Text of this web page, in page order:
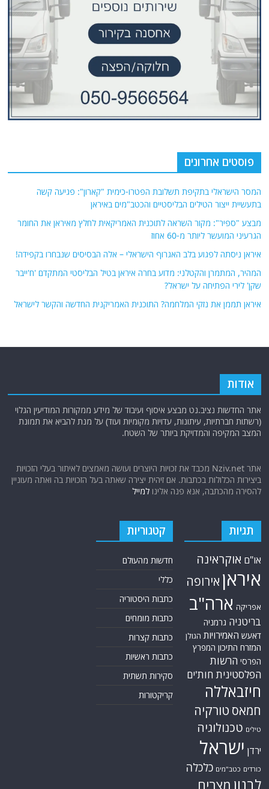
פוסטים אחרונים
המסר הישראלי בתקיפת תשלובת הפטרו-כימית "קארון": פגיעה קשה
בתעשיית ייצור הטילים הבליסטיים והכטב"מים באיראן
מבצע "ספיר": מקור השראה לתוכנית האמריקאית לחלץ מאיראן את החומר
הגרעיני המועשר ליותר מ-60 אחוז
איראן ניסתה לפגוע בלב האגרוף הישראלי – אלה הבסיסים שנבחרו בקפידה!
המהיר, המתמרן והקטלני: מדוע בחרה איראן בטיל הבליסטי המתקדם 'ח'ייבר
שקן' לירי הפתיחה על ישראל?
איראן תממן את נזקי המלחמה? התוכנית האמריקנית החדשה והקשר לישראל
אודות
אתר החדשות נציב.נט מבצע איסוף ועיבוד של מידע ממקורות המודיעין הגלוי
(רשתות חברתיות, עיתונות, עדויות מקומיות ועוד) על מנת להביא את תמונת
המצב המקיפה והמדויקת ביותר של השטח.
אתר Nziv.net מכבד את זכויות היוצרים ועושה מאמצים לאיתור בעלי הזכויות
ביצירות הכלולות בכתבות. אם זיהית יצירה שאתה בעל הזכויות בה ואתה מעוניין
להסירה מהכתבה, אנא פנה אלינולמייל
תגיות
או"ם אוקראינה
איראן אירופה
אפריקה ארה"ב
בריטניה גרמניה
דאעש האמירויות הגולן
המזרח התיכון המפרץ
הפרסי הרשות
הפלסטינית חות'ים
חיזבאללה
חמאס טורקיה
טילים טכנולוגיה
ירדן ישראל
כורדים כטב"מים כלכלה
לבנון מצרים
קטגוריות
חדשות מהעולם
כללי
כתבות היסטוריה
כתבות מומחים
כתבות קצרות
כתבות ראשיות
סקירות תשתית
קריקטורות